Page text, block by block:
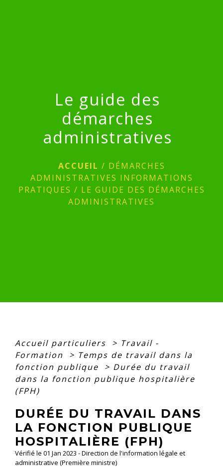
Le guide des
démarches
administratives
ACCUEIL / DÉMARCHES
ADMINISTRATIVES INFORMATIONS
PRATIQUES / LE GUIDE DES DÉMARCHES
ADMINISTRATIVES
Accueil particuliers > Travail -
Formation
> Temps de travail dans la
fonction publique
> Durée du travail
dans la fonction publique hospitalière
(FPH)
DURÉE DU TRAVAIL DANS
LA FONCTION PUBLIQUE
HOSPITALIÈRE (FPH)
Vérifié le 01 Jan 2023 - Direction de l'information légale et
administrative (Première ministre)